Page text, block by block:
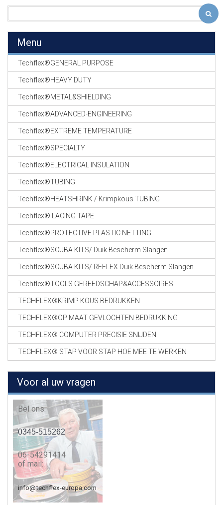
Menu
Techflex®GENERAL PURPOSE
Techflex®HEAVY DUTY
Techflex®METAL&SHIELDING
Techflex®ADVANCED-ENGINEERING
Techflex®EXTREME TEMPERATURE
Techflex®SPECIALTY
Techflex®ELECTRICAL INSULATION
Techflex®TUBING
Techflex®HEATSHRINK / Krimpkous TUBING
Techflex® LACING TAPE
Techflex®PROTECTIVE PLASTIC NETTING
Techflex®SCUBA KITS/ Duik Bescherm Slangen
Techflex®SCUBA KITS/ REFLEX Duik Bescherm Slangen
Techflex®TOOLS GEREEDSCHAP&ACCESSOIRES
TECHFLEX®KRIMP KOUS BEDRUKKEN
TECHFLEX®OP MAAT GEVLOCHTEN BEDRUKKING
TECHFLEX® COMPUTER PRECISIE SNIJDEN
TECHFLEX® STAP VOOR STAP HOE MEE TE WERKEN
Voor al uw vragen
Bel ons:
0345-515262
06-54291414
of mail:
info@techflex-europa.com